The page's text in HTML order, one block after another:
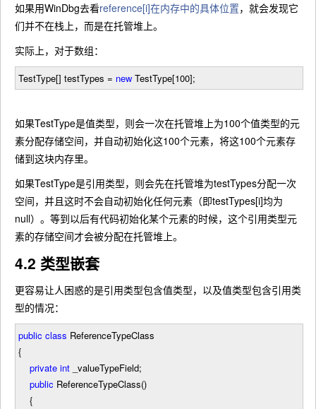
如果用WinDbg去看reference[i]在内存中的具体位置，就会发现它
们并不在栈上，而是在托管堆上。
实际上，对于数组：
TestType[] testTypes = new TestType[100];
如果TestType是值类型，则会一次在托管堆上为100个值类型的元
素分配存储空间，并自动初始化这100个元素，将这100个元素存
储到这块内存里。
如果TestType是引用类型，则会先在托管堆为testTypes分配一次
空间，并且这时不会自动初始化任何元素（即testTypes[i]均为
null）。等到以后有代码初始化某个元素的时候，这个引用类型元
素的存储空间才会被分配在托管堆上。
4.2 类型嵌套
更容易让人困惑的是引用类型包含值类型，以及值类型包含引用类
型的情况：
public class ReferenceTypeClass
{
private int _valueTypeField;
public ReferenceTypeClass()
{